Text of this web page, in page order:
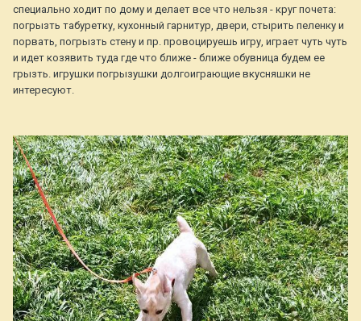
специально ходит по дому и делает все что нельзя - круг почета:
погрызть табуретку, кухонный гарнитур, двери, стырить пеленку и
порвать, погрызть стену и пр. провоцируешь игру, играет чуть чуть
и идет козявить туда где что ближе - ближе обувница будем ее
грызть. игрушки погрызушки долгоиграющие вкусняшки не
интересуют.